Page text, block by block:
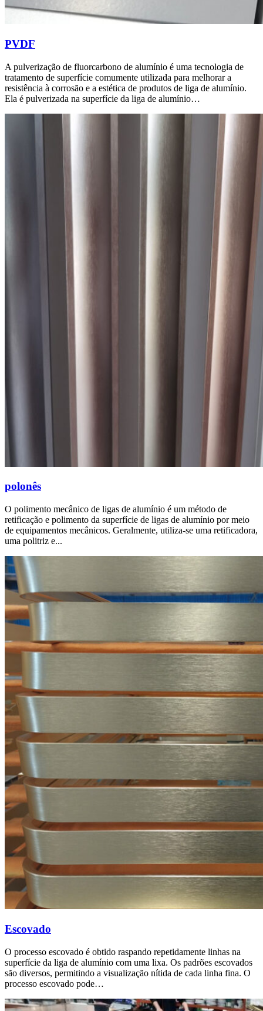
PVDF
A pulverização de fluorcarbono de alumínio é uma tecnologia de
tratamento de superfície comumente utilizada para melhorar a
resistência à corrosão e a estética de produtos de liga de alumínio.
Ela é pulverizada na superfície da liga de alumínio…
polonês
O polimento mecânico de ligas de alumínio é um método de
retificação e polimento da superfície de ligas de alumínio por meio
de equipamentos mecânicos. Geralmente, utiliza-se uma retificadora,
uma politriz e...
Escovado
O processo escovado é obtido raspando repetidamente linhas na
superfície da liga de alumínio com uma lixa. Os padrões escovados
são diversos, permitindo a visualização nítida de cada linha fina. O
processo escovado pode…